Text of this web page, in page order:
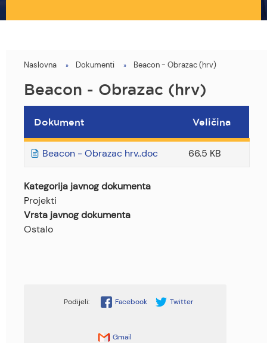
You
are
here
Naslovna Dokumenti Beacon - Obrazac (hrv)
Beacon - Obrazac (hrv)
Dokument Veličina
Beacon - Obrazac hrv..doc 66.5 KB
Kategorija javnog dokumenta
Projekti
Vrsta javnog dokumenta
Ostalo
Facebook Twitter
Gmail